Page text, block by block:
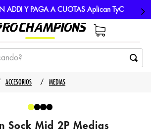
ADDI Y PAGA A CUOTAS Aplican TyC
ACCESORIOS MEDIAS
Sock Mid 2P Medias